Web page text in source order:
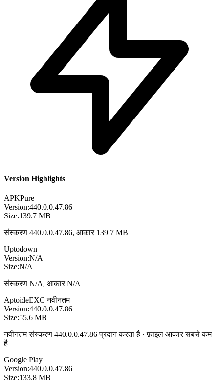
Version Highlights
APKPure
Version:440.0.0.47.86
Size:139.7 MB
संस्करण 440.0.0.47.86, आकार 139.7 MB
Uptodown
Version:N/A
Size:N/A
संस्करण N/A, आकार N/A
AptoideEXC नवीनतम
Version:440.0.0.47.86
Size:55.6 MB
नवीनतम संस्करण 440.0.0.47.86 प्रदान करता है · फ़ाइल आकार सबसे कम
है
Google Play
Version:440.0.0.47.86
Size:133.8 MB